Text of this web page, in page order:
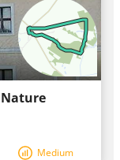
Nature
Medium